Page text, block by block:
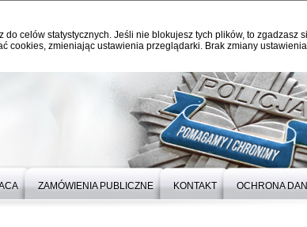
celów statystycznych. Jeśli nie blokujesz tych plików, to zgadzasz
cookies, zmieniając ustawienia przeglądarki. Brak zmiany
ZAMÓWIENIA PUBLICZNE KONTAKT OCHRONA